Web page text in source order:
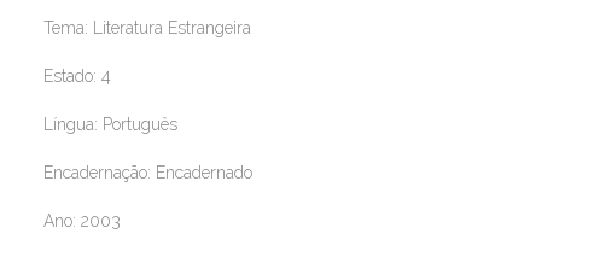
Tema: Literatura Estrangeira
Estado: 4
Língua: Português
Encadernação: Encadernado
Ano: 2003